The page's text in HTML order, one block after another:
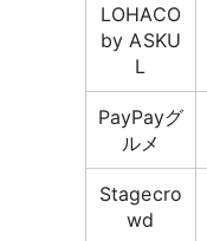
LOHACO
by ASKU
L
PayPayグ
ルメ
Stagecro
wd